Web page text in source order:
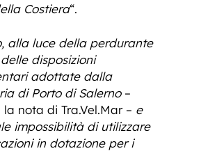
Costiera“.
alla luce della perdurante
disposizioni
adottate dalla
di Porto di Salerno–
nota di Tra.Vel.Mar – e
impossibilità di utilizzare
in dotazione per i